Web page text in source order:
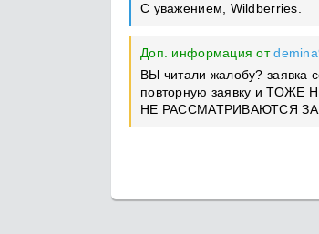
С уважением, Wildberries.
Доп. информация от
ВЫ читали жалобу? заявка
повторную заявку и
НЕ РАССМАТРИВАЮТСЯ